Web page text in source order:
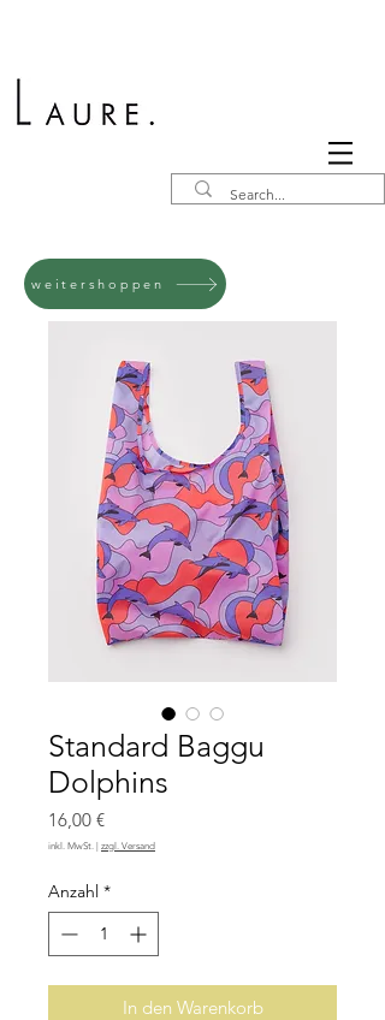
weitershoppen
Standard Baggu
Dolphins
16,00 €Preis
inkl. MwSt. zzgl. Versand
Anzahl *
In den Warenkorb